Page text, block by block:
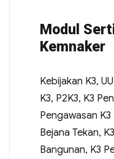
Modul
Kemnaker
Kebijakan K3,
K3, P2K3, K3
Pengawasan
Bejana Tekan,
Bangunan, K3